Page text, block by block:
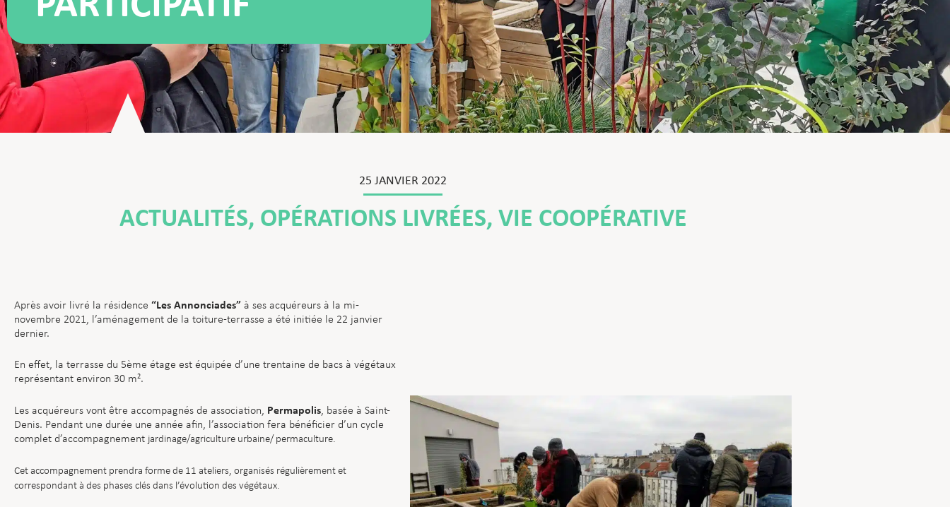
25 JANVIER 2022
ACTUALITÉS, OPÉRATIONS LIVRÉES, VIE COOPÉRATIVE
Après avoir livré la résidence “Les Annonciades” à ses acquéreurs à la mi-
novembre 2021, l’aménagement de la toiture-terrasse a été initiée le 22 janvier
dernier.
En effet, la terrasse du 5ème étage est équipée d’une trentaine de bacs à végétaux
représentant environ 30 m².
Les acquéreurs vont être accompagnés de association, Permapolis, basée à Saint-
Denis. Pendant une durée une année afin, l’association fera bénéficier d’un cycle
complet d’accompagnement jardinage/agriculture urbaine/ permaculture.
Cet accompagnement prendra forme de 11 ateliers, organisés régulièrement et
correspondant à des phases clés dans l’évolution des végétaux.